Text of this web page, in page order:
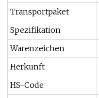
Transportpaket
Spezifikation
Warenzeichen
Herkunft
HS-Code